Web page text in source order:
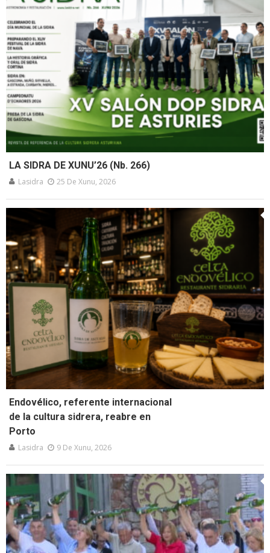
LA SIDRA DE XUNU’26 (Nb. 266)
Lasidra 25 De Xunu, 2026
Endovélico, referente internacional
de la cultura sidrera, reabre en
Porto
Lasidra 9 De Xunu, 2026